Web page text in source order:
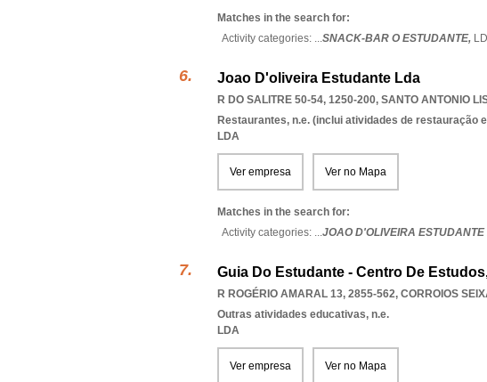
Matches in the search for:
Activity categories: ...SNACK-BAR O ESTUDANTE,
Joao D'oliveira Estudante Lda
R DO SALITRE 50-54, 1250-200, SANTO ANTONIO
Restaurantes, n.e. (inclui atividades de restauração
LDA
Ver empresa Ver no Mapa
Matches in the search for:
Activity categories: ...JOAO D'OLIVEIRA ESTUDANTE
Guia Do Estudante - Centro De
R ROGÉRIO AMARAL 13, 2855-562, CORROIOS
Outras atividades educativas, n.e.
LDA
Ver empresa Ver no Mapa